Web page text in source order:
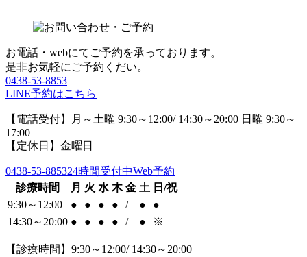
お電話・webにてご予約を承っております。
是非お気軽にご予約くだい。
0438-53-8853
LINE予約はこちら
【電話受付】月～土曜 9:30～12:00/ 14:30～20:00 日曜 9:30～
17:00
【定休日】金曜日
0438-53-885324時間受付中Web予約
診療時間
月 火 水 木 金 土 日/祝
9:30～12:00
● ● ● ● / ●
●
14:30～20:00 ● ● ● ● / ● ※
【診療時間】9:30～12:00/ 14:30～20:00